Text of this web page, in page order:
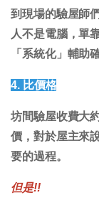
到現場的驗屋師
人不是電腦，單
「系統化」輔助
4. 比價格
坊間驗屋收費大
價，對於屋主來
要的過程。
但是!!